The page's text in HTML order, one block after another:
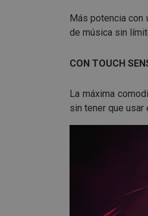
Más potencia con
de música sin
CON TOUCH
La máxima
sin tener que usar